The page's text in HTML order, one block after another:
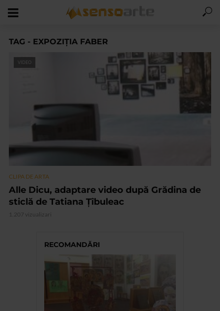
TAG - EXPOZIȚIA FABER
VIDEO
CLIPA DE ARTA
Alle Dicu, adaptare video după Grădina de
sticlă de Tatiana Țîbuleac
1.207 vizualizari
RECOMANDĂRI